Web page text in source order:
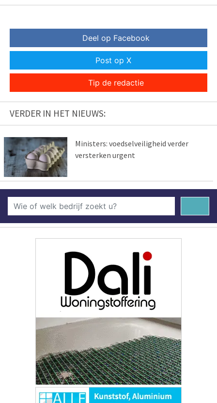
Deel op Facebook
Post op X
Tip de redactie
VERDER IN HET NIEUWS:
Ministers: voedselveiligheid verder
versterken urgent